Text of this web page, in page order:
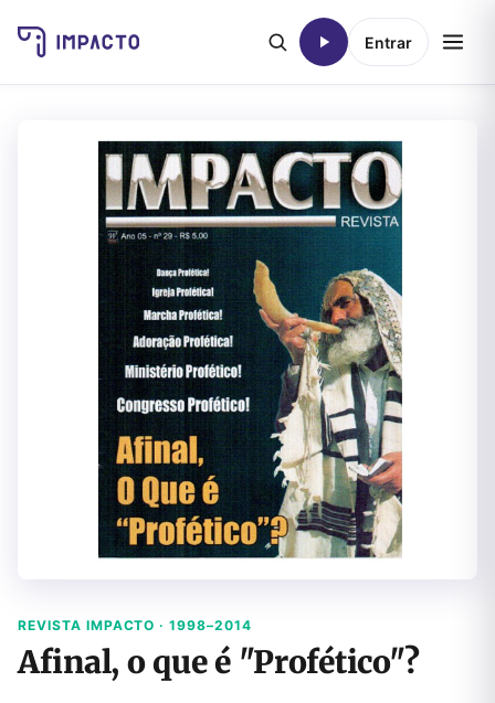
Entrar
REVISTA IMPACTO · 1998–2014
Afinal, o que é "Profético"?